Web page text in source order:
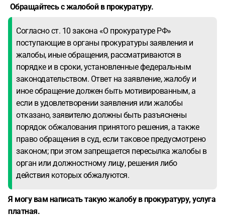
Обращайтесь с жалобой в прокуратуру.
Согласно ст. 10 закона «О прокуратуре РФ»
поступающие в органы прокуратуры заявления и
жалобы, иные обращения, рассматриваются в
порядке и в сроки, установленные федеральным
законодательством. Ответ на заявление, жалобу и
иное обращение должен быть мотивированным, а
если в удовлетворении заявления или жалобы
отказано, заявителю должны быть разъяснены
порядок обжалования принятого решения, а также
право обращения в суд, если таковое предусмотрено
законом; при этом запрещается пересылка жалобы в
орган или должностному лицу, решения либо
действия которых обжалуются.
Я могу вам написать такую жалобу в прокуратуру, услуга
платная.